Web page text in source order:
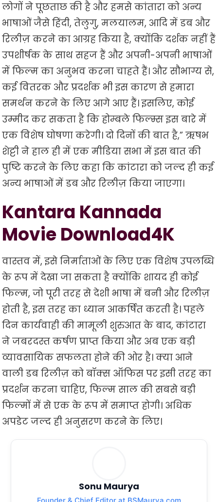
लोगों ने पूछताछ की है और हमसे कांतारा को अन्य
भाषाओं जैसे हिंदी, तेलुगु, मलयालम, आदि में डब और
रिलीज़ करने का आग्रह किया है, क्योंकि दर्शक नहीं हैं
उपशीर्षक के साथ सहज हैं और अपनी-अपनी भाषाओं
में फिल्म का अनुभव करना चाहते हैं। और सौभाग्य से,
कई वितरक और प्रदर्शक भी इस कारण से हमारा
समर्थन करने के लिए आगे आए हैं। इसलिए, कोई
उम्मीद कर सकता है कि होम्बले फिल्म्स इस बारे में
एक विशेष घोषणा करेगी। दो दिनों की बात है,” ऋषभ
शेट्टी ने हाल ही में एक मीडिया सभा में इस बात की
पुष्टि करने के लिए कहा कि कांटारा को जल्द ही कई
अन्य भाषाओं में डब और रिलीज़ किया जाएगा।
Kantara Kannada
Movie Download4K
वास्तव में, इसे निर्माताओं के लिए एक विशेष उपलब्धि
के रूप में देखा जा सकता है क्योंकि शायद ही कोई
फिल्म, जो पूरी तरह से देशी भाषा में बनी और रिलीज़
होती है, इस तरह का ध्यान आकर्षित करती है। पहले
दिन कार्यवाही की मामूली शुरुआत के बाद, कांटारा
ने जबरदस्त कर्षण प्राप्त किया और अब एक बड़ी
व्यावसायिक सफलता होने की ओर है। क्या आने
वाली डब रिलीज़ को बॉक्स ऑफिस पर इसी तरह का
प्रदर्शन करना चाहिए, फिल्म साल की सबसे बड़ी
फिल्मों में से एक के रूप में समाप्त होगी। अधिक
अपडेट जल्द ही अनुसरण करने के लिए।
Sonu Maurya